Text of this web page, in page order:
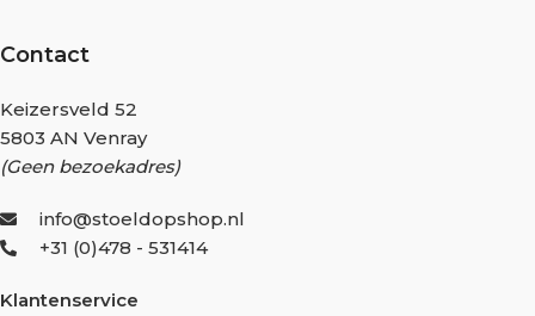
Contact
Keizersveld 52
5803 AN Venray
(Geen bezoekadres)
info@stoeldopshop.nl
+31 (0)478 - 531414
Klantenservice